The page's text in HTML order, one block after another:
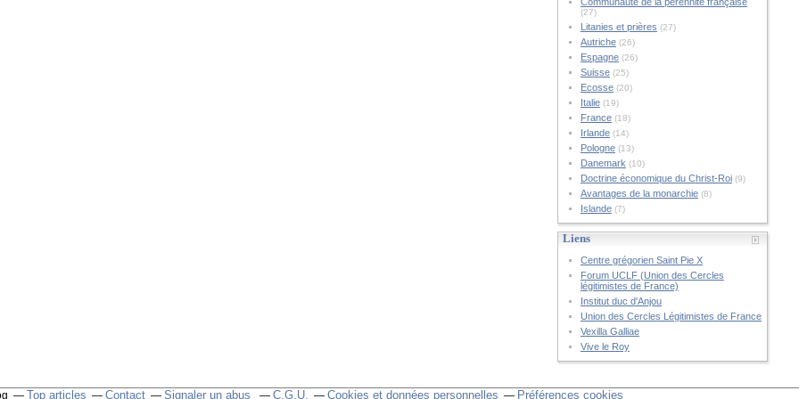
(27)
Litanies et prières (27)
Autriche(26)
Espagne(26)
Suisse(25)
Ecosse(20)
Italie(19)
France(18)
Irlande(14)
Pologne(13)
Danemark (10)
Doctrine économique du Christ-Roi(9)
Avantages de la monarchie(8)
Islande(7)
Liens
Centre grégorien Saint Pie X
Forum UCLF (Union des Cercles
légitimistes de France)
Institut duc d'Anjou
Union des Cercles Légitimistes de France
Vexilla Galliae
Vive le Roy
Top articles Contact Signaler un abus C.G.U. Cookies et données personnelles Préférences cookies